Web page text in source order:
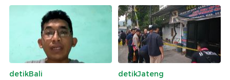
detikBali
detikJateng